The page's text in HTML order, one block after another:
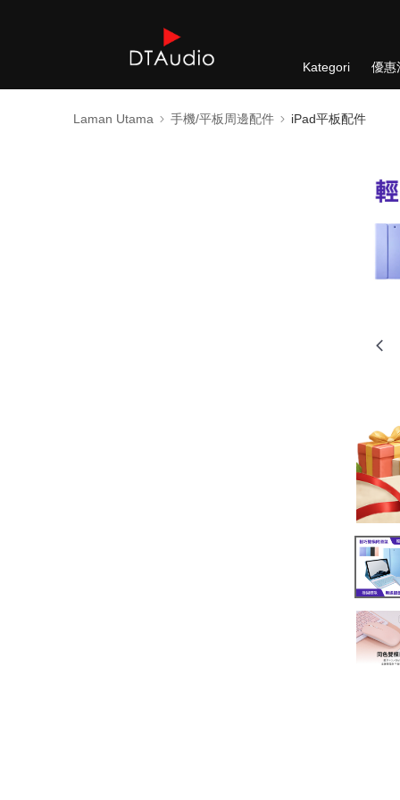
Kategori 優惠
Laman Utama 手機/平板周邊配件 iPad平板配件